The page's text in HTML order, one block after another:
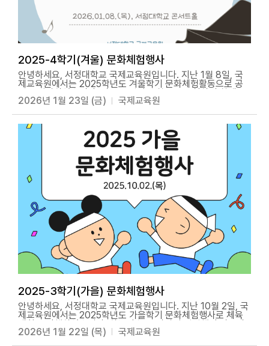
2025-4학기(겨울) 문화체험행사
안녕하세요, 서정대학교 국제교육원입니다. 지난 1월 8일, 국
제교육원에서는 2025학년도 겨울학기 문화체험활동으로 공
이 캠퍼스 안에서 편안하게 공연을 관람하며 한국의 문화와 예
큰 감동과 즐거움을 선사했습니다. 언어의 벽을 넘어 학생들의
밝은 표정과 뜨거운 박수 속에서 행사는 더욱 의미 있게 마무리
되었습니다. 행사를 준비해주신 관계자 여러분과 질서 있게 관
람하며 함께해준 학생 여러분께 진심으로 감사드리며, 그날의
감동적인 순간들을 사진으로 함께 전해드립니다. 앞으로도 국
제교육원은 다양한 문화체험활동을 통해 학생들이 한국 문화를
깊이 있게 경험하고 즐길 수 있도록 노력하겠습니다. 많은 관심
과 응원 부탁드리며, 함께해주신 모든 분들께 다시 한번 감사드
립니다.
2026년 1월 23일 (금) 국제교육원
2025-3학기(가을) 문화체험행사
안녕하세요, 서정대학교 국제교육원입니다. 지난 10월 2일, 국
제교육원에서는 2025학년도 가을학기 문화체험행사로 체육
대회를 진행하였습니다. 하늘이 높고 바람이 선선했던 가을날,
운동장에는 학생들의 웃음소리와 응원소리가 가득했습니다. 팀
2026년 1월 22일 (목) 국제교육원